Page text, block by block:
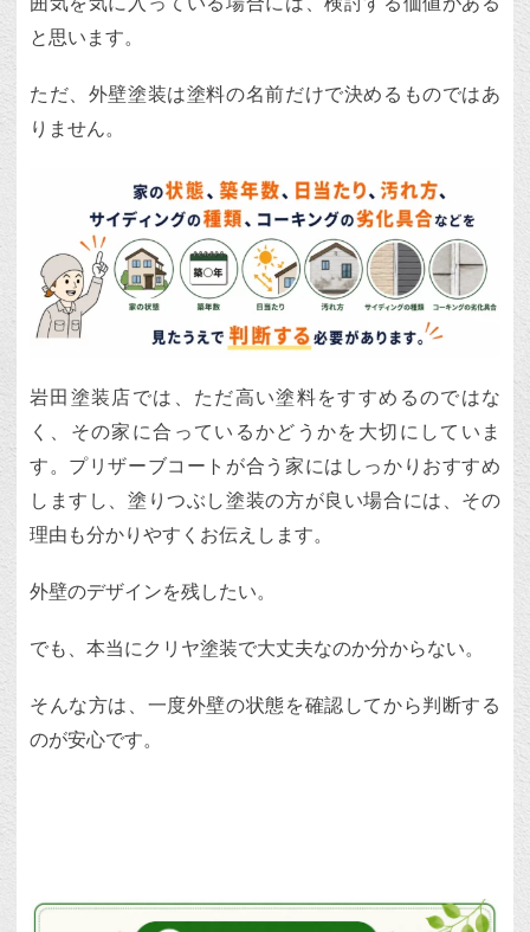
と思います。
ただ、外壁塗装は塗料の名前だけで決めるものではあ
りません。
岩田塗装店では、ただ高い塗料をすすめるのではな
く、その家に合っているかどうかを大切にしていま
す。プリザーブコートが合う家にはしっかりおすすめ
しますし、塗りつぶし塗装の方が良い場合には、その
理由も分かりやすくお伝えします。
外壁のデザインを残したい。
でも、本当にクリヤ塗装で大丈夫なのか分からない。
そんな方は、一度外壁の状態を確認してから判断する
のが安心です。